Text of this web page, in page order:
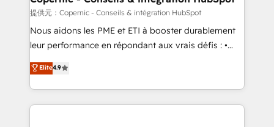
across offices and consulting teams in the UK, USA,
Canada, Germany, France, Belgium, Singapore, and
South Africa. Certified compliant with ISO/IEC
international offices and 175+ employees.
提供元：Copernic - Conseils & intégration HubSpot
Nous aidons les PME et ETI à booster durablement
leur performance en répondant aux vrais défis : •
Intégration de HubSpot avec d’autres outils (ERP,
téléphonie, etc.) • Alignement des équipes grâce à un
outil et des données partagées • Amélioration de la
collecte et de l’analyse des données pour des
Elite4.9